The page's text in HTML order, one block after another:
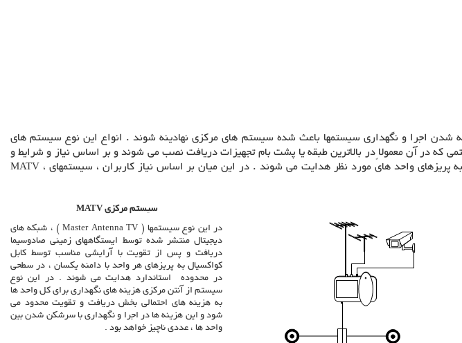
شدن اجرا و نگهداری سیستمها باعث شده سیستم های مرکزی نهادینه شوند . انواع این نوع سیستم های
در آن معمولاً در بالاترین طبقه یا پشت بام تجهیزات دریافت نصب می شوند و بر اساس نیاز و شرایط و
پریزهای واحد های مورد نظر هدایت می شوند . در این میان بر اساس نیاز کاربران ، سیستمهای
MATV ،
سیستم مرکزی MATV
در این نوع سیستمها (
) ، شبکه های
دیجیتال منتشر شده توسط ایستگاههای زمینی صادوسیما
دریافت و پس از تقویت با آرایشی مناسب توسط کابل
کواکسیال به پریزهای هر واحد با دامنه یکسان ، در سطحی
در محدوده استاندارد هدایت می شوند . در این نوع
سیستم از آنتن مرکزی هزینه های نگهداری برای کل واحد ها
به هزینه های احتمالی بخش دریافت و تقویت محدود می
شود و این هزینه ها در اجرا و نگهداری با سرشکن شدن بین
واحد ها ، عددی ناچیز خواهد بود .